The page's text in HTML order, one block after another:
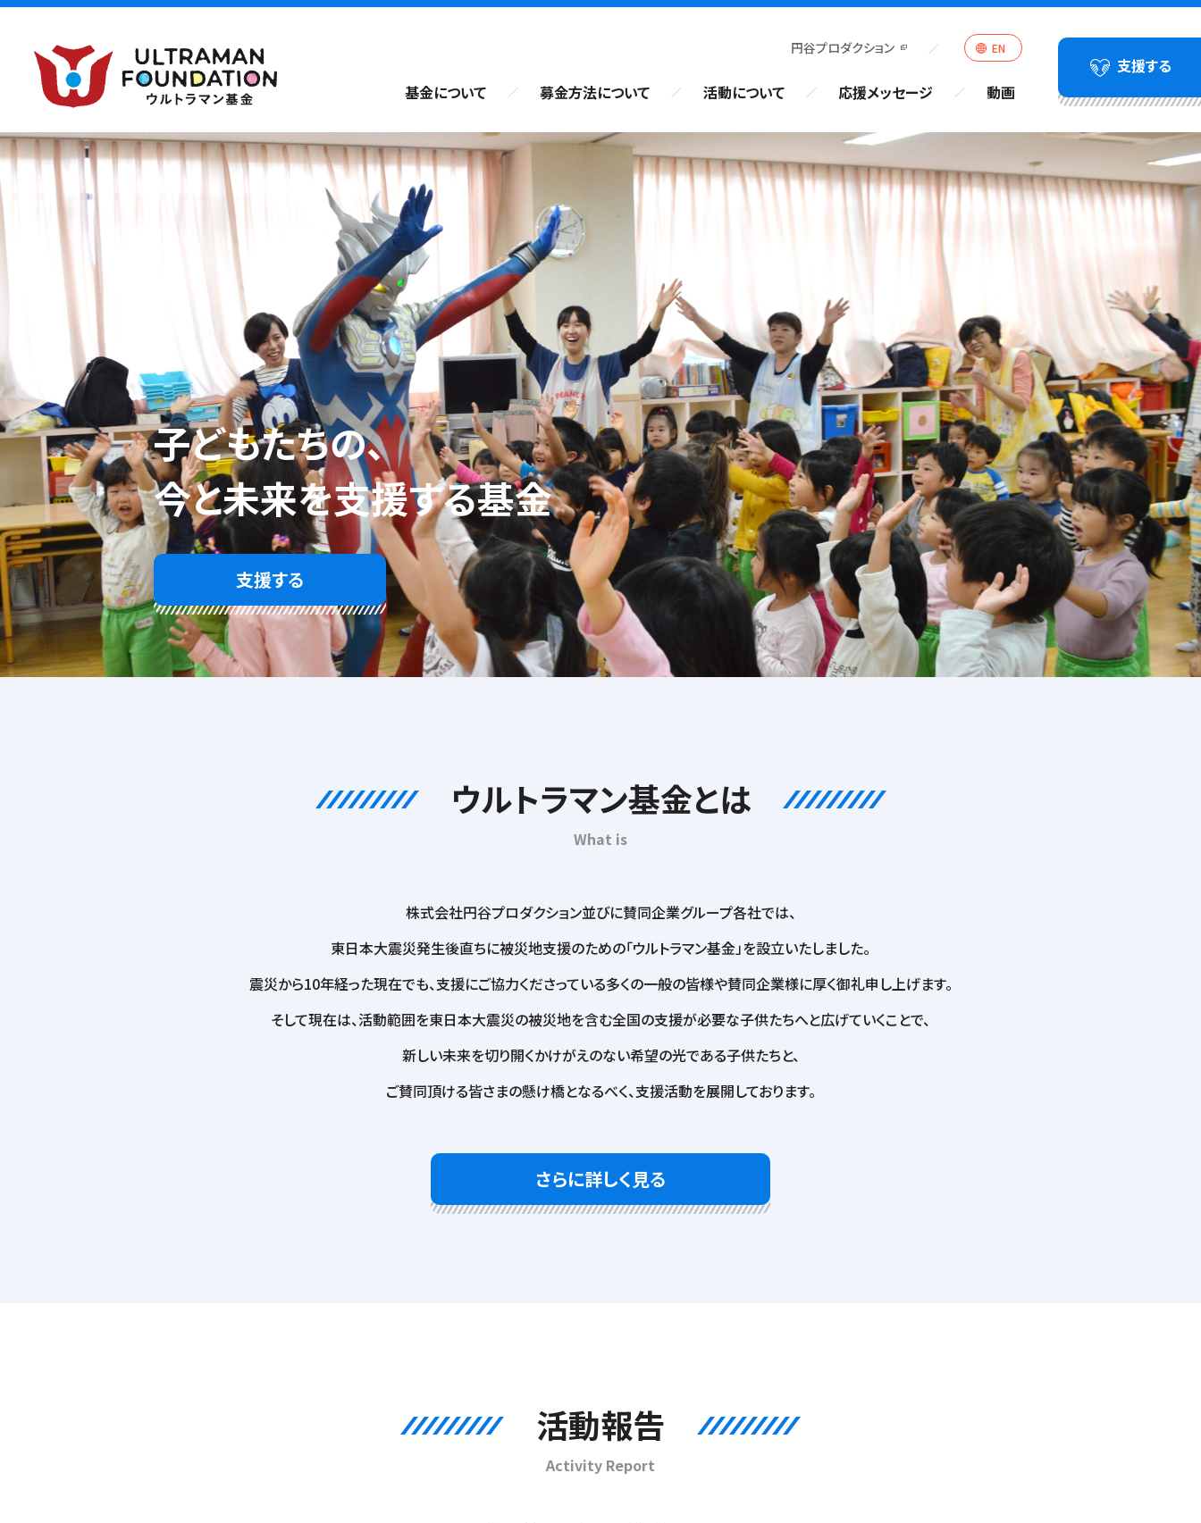
円谷プロダクション EN
基金について 募金方法について 活動について 応援メッセージ 動画
支援する
子どもたちの、
今と未来を支援する基金
支援する
ウルトラマン基金とは
What is
株式会社円谷プロダクション並びに賛同企業グループ各社では、
東日本大震災発生後直ちに被災地支援のための「ウルトラマン基金」を設立いたしました。
震災から10年経った現在でも、支援にご協力くださっている多くの一般の皆様や賛同企業様に厚く御礼申し上げます。
そして現在は、活動範囲を東日本大震災の被災地を含む全国の支援が必要な子供たちへと広げていくことで、
新しい未来を切り開くかけがえのない希望の光である子供たちと、
ご賛同頂ける皆さまの懸け橋となるべく、支援活動を展開しております。
さらに詳しく見る
活動報告
Activity Report